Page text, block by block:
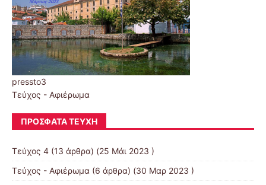
pressto3
Τεύχος - Αφιέρωμα
ΠΡΌΣΦΑΤΑ ΤΕΎΧΗ
Τεύχος 4 (13 άρθρα) (25 Μάι 2023 )
Τεύχος - Αφιέρωμα (6 άρθρα) (30 Μαρ 2023 )